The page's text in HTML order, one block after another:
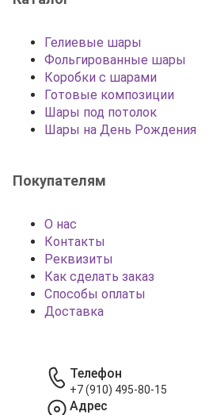
Гелиевые шары
Фольгированные шары
Коробки с шарами
Готовые композиции
Шары под потолок
Шары на День Рождения
Покупателям
О нас
Контакты
Реквизиты
Как сделать заказ
Способы оплаты
Доставка
Телефон
+7 (910) 495-80-15
Адрес